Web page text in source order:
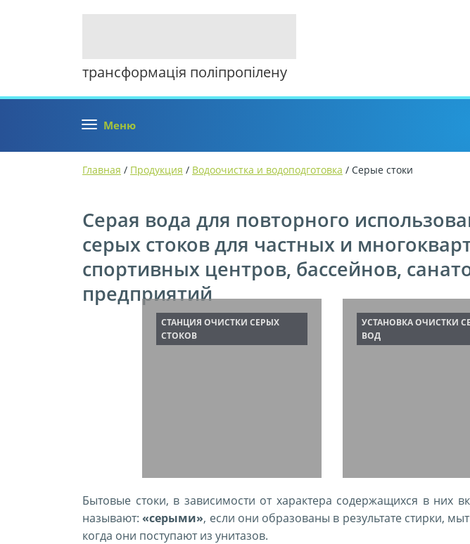
трансформація поліпропілену
Меню
Главная / Продукция / Водоочистка и водоподготовка / Серые стоки
Серая вода для повторного
серых стоков для частных и
спортивных центров, бассейнов,
предприятий
СТАНЦИЯ ОЧИСТКИ СЕРЫХ
СТОКОВ
УСТАНОВКА ОЧИСТКИ
ВОД
Бытовые стоки, в зависимости от характера содержащихся в них
называют:«серыми», если они образованы в результате стирки,
когда они поступают из унитазов.